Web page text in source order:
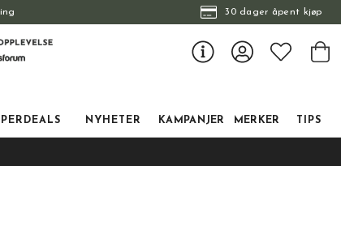
30 dager åpent kjøp
NYHETER KAMPANJER MERKER TIPS